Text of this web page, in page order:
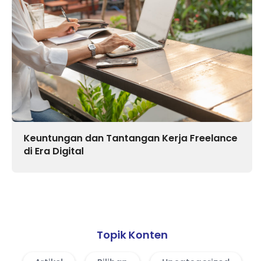
Keuntungan dan Tantangan Kerja Freelance
di Era Digital
Topik Konten